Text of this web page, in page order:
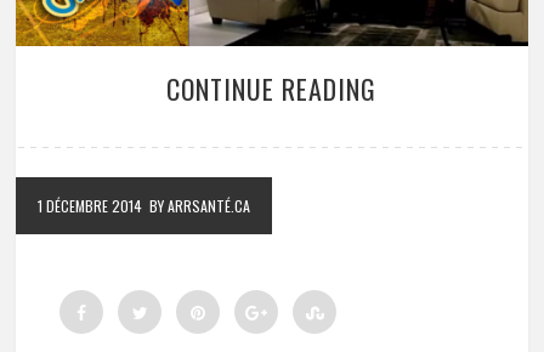
CONTINUE READING
1 DÉCEMBRE 2014 BY ARRSANTÉ.CA